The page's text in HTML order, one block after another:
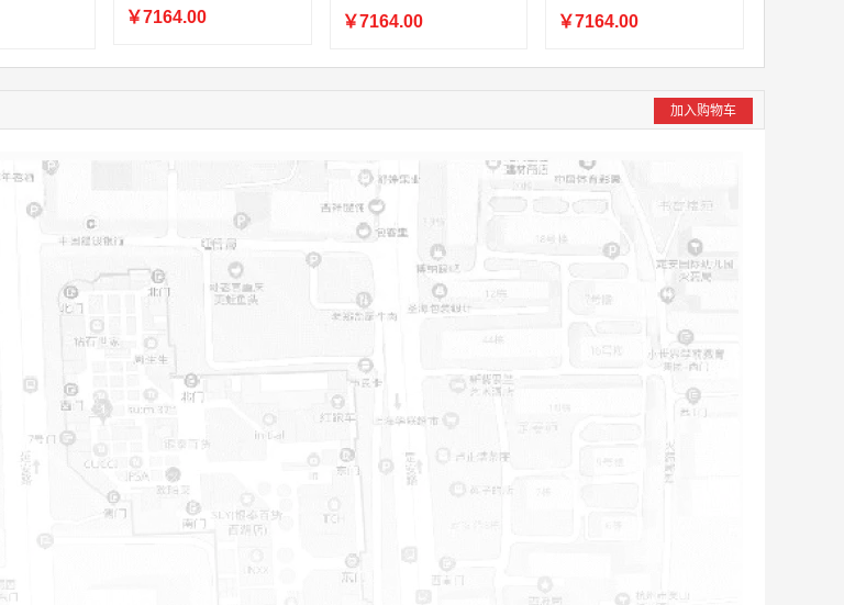
联系了该媒体所在商家
联系了该媒体所在商家
￥7164.00
一周）
￥7164.00
天 一周）
￥7164.00
加入购物车